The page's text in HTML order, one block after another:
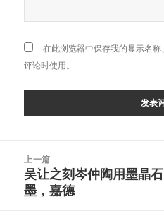
在此浏览器中保存我的显示名
评论时使用。
上一篇
上
篇
吴让之刻岑仲陶用墨晶
墨，嘉德